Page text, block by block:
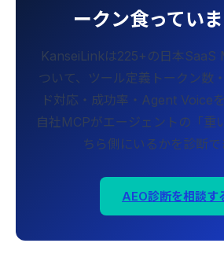
ークン食ってい
KanseiLinkは225+の日本SaaS
ついて、ツール定義トークン数
ド対応・成功率・Agent Voiceを
自社MCPがエージェントの「重
ちら側にいるかを診断で
AEO診断を相談す